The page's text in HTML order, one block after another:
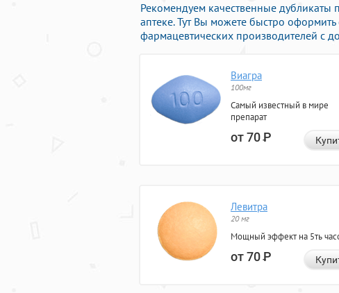
Рекомендуем качественные
аптеке. Тут Вы можете быстро
фармацевтических производителей с
Виагра
100мг
Самый известный в мире
препарат
от 70Р
Левитра
20 мг
Мощный эффект на 5ть
от 70Р